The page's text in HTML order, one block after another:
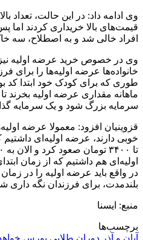
وی ادامه داد: در این حالت، تعداد
قیمت‌های بالا خریداری کردند
افراد خالی شد و به اصطلاح، سه
وی در خصوص خرید عرضه اولیه
خانواده‌ها عرضه اولیه‌ها را برای
طوری که برای کودک خود ابتدا کد
سرمایه بزرگ شود و یک سرمایه
قزوینیان افزود: معمولا عرضه
اولیه‌ای هم داشتیم که از زمان
در واقع باید عرضه اولیه را در
بلندمدت، برای فرزندان نگه داری
منبع: ایسنا
برچسب‌ها
آبان و آذر دوران طلایی بورس